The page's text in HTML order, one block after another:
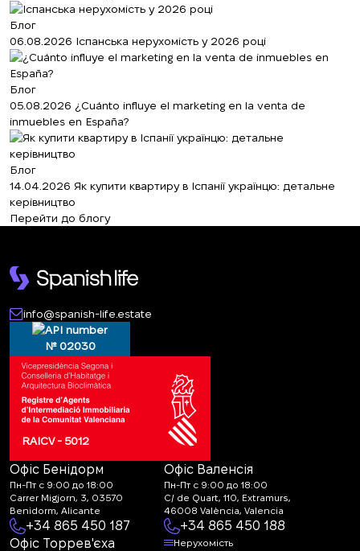
Блог
06.08.2026 Іспанська нерухомість у 2026 році
Блог
05.08.2026 ¿Cuánto influye el marketing en la venta de
inmuebles en España?
Блог
14.04.2026 Як купити квартиру в Іспанії українцю: детальне
керівництво
Перейти до блогу
info@spanish-life.estate
№ 02030
RAICV - 5012
Офіс Бенідорм
Пн-Пт с 9:00 до 18:00
Carrer Migjorn, 3, 03570
Benidorm, Alicante
+34 865 450 187
Офіс Валенсія
Пн-Пт с 9:00 до 18:00
C/ de Quart, 110, Extramurs,
46008 València, Valencia
+34 865 450 188
Офіс Торрев'єха
Нерухомість